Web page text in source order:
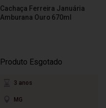
Cachaça Ferreira Januária
Amburana Ouro 670ml
Produto Esgotado
3 anos
MG